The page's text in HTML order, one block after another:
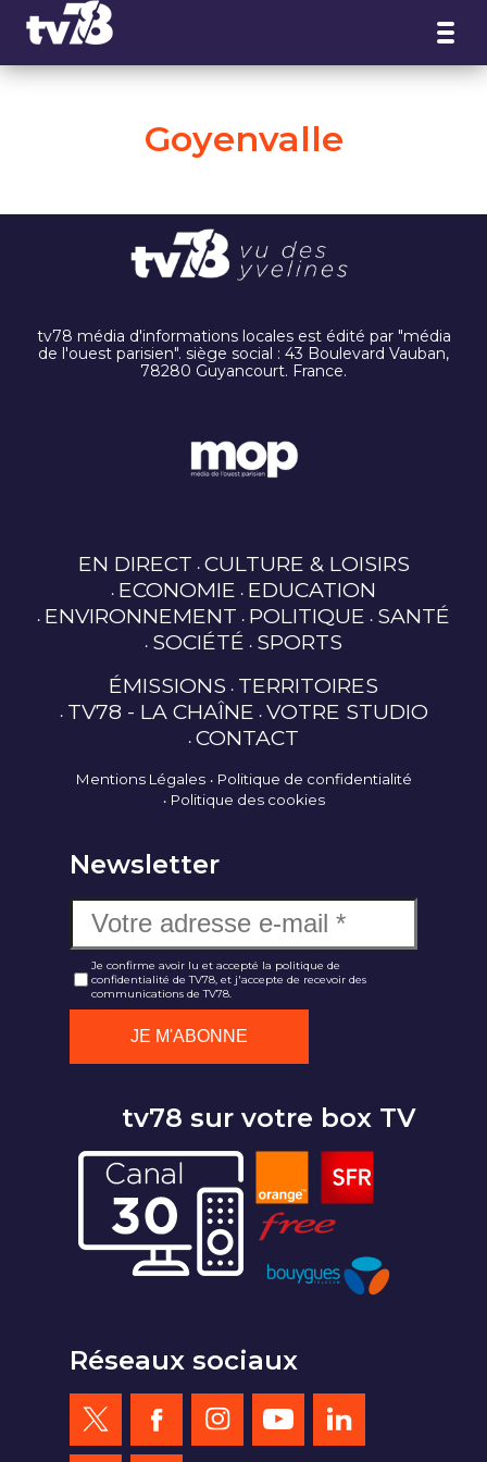
Goyenvalle
tv78 média d'informations locales est édité par "média
de l'ouest parisien". siège social : 43 Boulevard Vauban,
78280 Guyancourt. France.
EN DIRECT CULTURE & LOISIRS
ECONOMIE EDUCATION
ENVIRONNEMENT POLITIQUE SANTÉ
SOCIÉTÉ SPORTS
ÉMISSIONS TERRITOIRES
TV78 - LA CHAÎNE VOTRE STUDIO
CONTACT
Mentions Légales
Politique de confidentialité
Politique des cookies
Newsletter
Je confirme avoir lu et accepté la politique de
confidentialité de TV78, et j'accepte de recevoir des
communications de TV78.
tv78 sur votre box TV
Réseaux sociaux
Panneau de gestion des cookies